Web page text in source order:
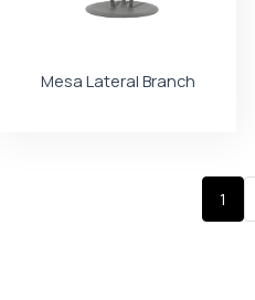
Mesa Lateral Branch
1